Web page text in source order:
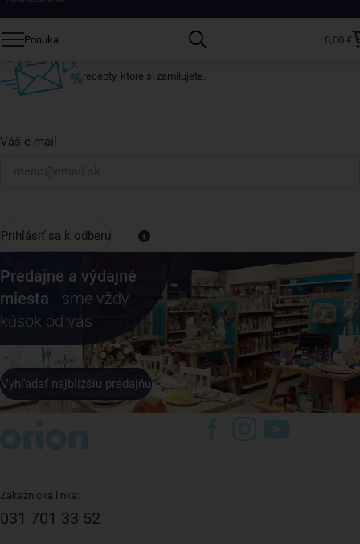
Ponuka 0,00 €
Prihláste sa k odberu nášho newslettera.
recepty, ktoré si zamilujete.
Váš e-mail
Prihlásiť sa k odberu
Predajne a výdajné
miesta - sme vždy
kúsok od vás
Vyhľadať najbližšiu predajňu
Zákaznická linka:
031 701 33 52